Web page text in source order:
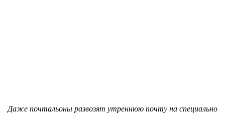
Даже почтальоны развозят утреннюю почту на специально